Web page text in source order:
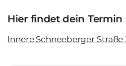
Hier findet dein Termin
Innere Schneeberger Straße